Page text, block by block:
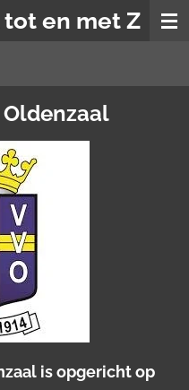
tot en met Z
is opgericht op